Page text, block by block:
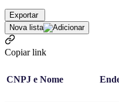
Exportar
Nova lista
Copiar link
CNPJ e Nome